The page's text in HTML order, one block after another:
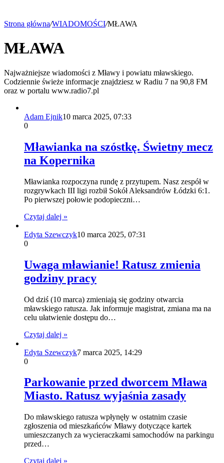
Strona główna/WIADOMOŚCI/MŁAWA
MŁAWA
Najważniejsze wiadomości z Mławy i powiatu mławskiego.
Codziennie świeże informacje znajdziesz w Radiu 7 na 90,8 FM
oraz w portalu www.radio7.pl
Adam Ejnik10 marca 2025, 07:33
0
Mławianka na szóstkę. Świetny mecz
na Kopernika
Mławianka rozpoczyna rundę z przytupem. Nasz zespół w
rozgrywkach III ligi rozbił Sokół Aleksandrów Łódzki 6:1.
Po pierwszej połowie podopieczni…
Czytaj dalej »
Edyta Szewczyk10 marca 2025, 07:31
0
Uwaga mławianie! Ratusz zmienia
godziny pracy
Od dziś (10 marca) zmieniają się godziny otwarcia
mławskiego ratusza. Jak informuje magistrat, zmiana ma na
celu ułatwienie dostępu do…
Czytaj dalej »
Edyta Szewczyk7 marca 2025, 14:29
0
Parkowanie przed dworcem Mława
Miasto. Ratusz wyjaśnia zasady
Do mławskiego ratusza wpłynęły w ostatnim czasie
zgłoszenia od mieszkańców Mławy dotyczące kartek
umieszczanych za wycieraczkami samochodów na parkingu
przed…
Czytaj dalej »